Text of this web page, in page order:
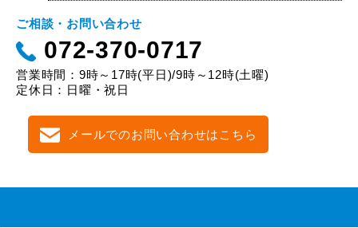
ご相談・お問い合わせ
072-370-0717
営業時間：9時～17時(平日)/9時～12時(土曜)
定休日：日曜・祝日
メールでのお問い合わせはこちら